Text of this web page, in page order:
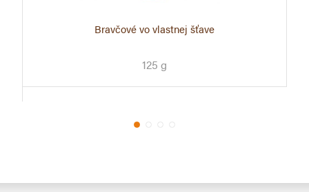
Bravčové vo vlastnej šťave
125 g